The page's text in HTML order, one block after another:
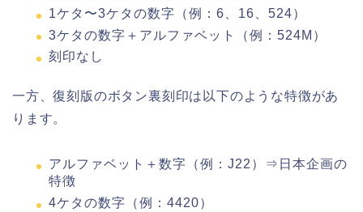
1ケタ〜3ケタの数字（例：6、16、524）
3ケタの数字＋アルファベット（例：524M）
刻印なし
一方、復刻版のボタン裏刻印は以下のような特徴があ
ります。
アルファベット＋数字（例：J22）⇒日本企画の
特徴
4ケタの数字（例：4420）